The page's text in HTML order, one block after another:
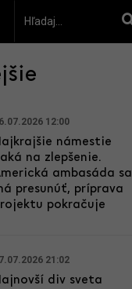
12:00
námestie
na zlepšenie.
ambasáda sa
presunúť, príprava
pokračuje
21:02
div sveta